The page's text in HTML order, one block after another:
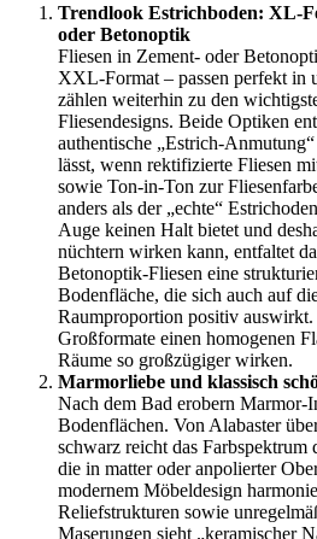
Trendlook Estrichboden: XL-
oder Betonoptik
Fliesen in Zement- oder
XXL-Format – passen perfekt in
zählen weiterhin zu den
Fliesendesigns. Beide Optiken
authentische „Estrich-
lässt, wenn rektifizierte Fliesen
sowie Ton-in-Ton zur
anders als der „echte“
Auge keinen Halt bietet und
nüchtern wirken kann, entfaltet
Betonoptik-Fliesen eine
Bodenfläche, die sich auch auf
Raumproportion positiv
Großformate einen homogenen
Räume so großzügiger wirken.
Marmorliebe und klassisch
Nach dem Bad erobern Marmor-
Bodenflächen. Von Alabaster
schwarz reicht das
die in matter oder anpolierter
modernem Möbeldesign
Reliefstrukturen sowie
Maserungen sieht „keramischer